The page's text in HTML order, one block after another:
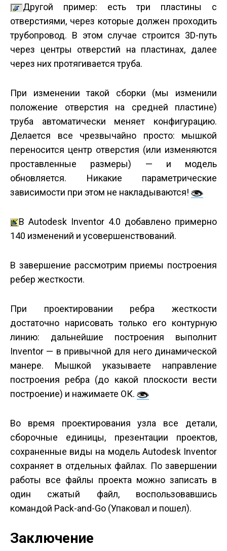
Другой пример: есть три пластины с
отверстиями, через которые должен проходить
трубопровод. В этом случае строится 3D-путь
через центры отверстий на пластинах, далее
через них протягивается труба.
При изменении такой сборки (мы изменили
положение отверстия на средней пластине)
труба автоматически меняет конфигурацию.
Делается все чрезвычайно просто: мышкой
переносится центр отверстия (или изменяются
проставленные размеры) — и модель
обновляется. Никакие параметрические
зависимости при этом не накладываются!
В Autodesk Inventor 4.0 добавлено примерно
140 изменений и усовершенствований.
В завершение рассмотрим приемы построения
ребер жесткости.
При проектировании ребра жесткости
достаточно нарисовать только его контурную
линию: дальнейшие построения выполнит
Inventor — в привычной для него динамической
манере. Мышкой указываете направление
построения ребра (до какой плоскости вести
построение) и нажимаете ОК.
Во время проектирования узла все детали,
сборочные единицы, презентации проектов,
сохраненные виды на модель Autodesk Inventor
сохраняет в отдельных файлах. По завершении
работы все файлы проекта можно записать в
один сжатый файл, воспользовавшись
командой Pack-and-Go (Упаковал и пошел).
Заключение